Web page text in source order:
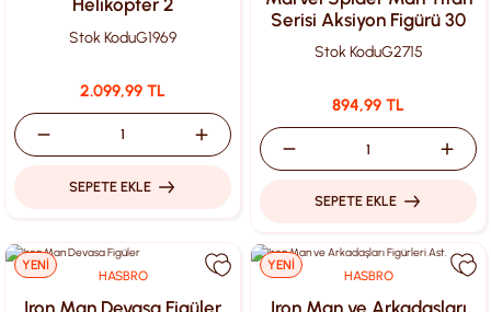
Helikopter 2
Stok KoduG1969
2.099,99 TL
SEPETE EKLE
Serisi Aksiyon Figürü 30
Cm G2715
Stok KoduG2715
894,99 TL
SEPETE EKLE
YENİ
HASBRO
Iron Man Devasa Figüler
YENİ
HASBRO
Iron Man ve Arkadaşları